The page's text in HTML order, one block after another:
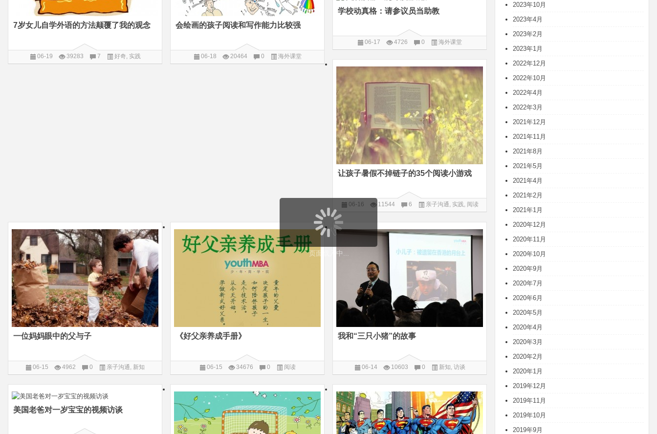
页面载入中...
2023年10月
2023年4月
2023年2月
2023年1月
2022年12月
2022年10月
2022年4月
2022年3月
2021年12月
2021年11月
2021年8月
2021年5月
2021年4月
2021年2月
2021年1月
2020年12月
2020年11月
2020年10月
2020年9月
2020年7月
2020年6月
2020年5月
2020年4月
2020年3月
2020年2月
2020年1月
2019年12月
2019年11月
2019年10月
2019年9月
7岁女儿自学外语的方法颠覆了我的观念
06-19 39283 7 好奇, 实践
会绘画的孩子阅读和写作能力比较强
06-18 20464 0 海外课堂
学校动真格：请参议员当助教
06-17 4726 0 海外课堂
让孩子暑假不掉链子的35个阅读小游戏
06-16 11544 6 亲子沟通, 实践, 阅读
一位妈妈眼中的父与子
06-15 4962 0 亲子沟通, 新知
《好父亲养成手册》
06-15 34676 0 阅读
我和“三只小猪”的故事
06-14 10603 0 新知, 访谈
美国老爸对一岁宝宝的视频访谈